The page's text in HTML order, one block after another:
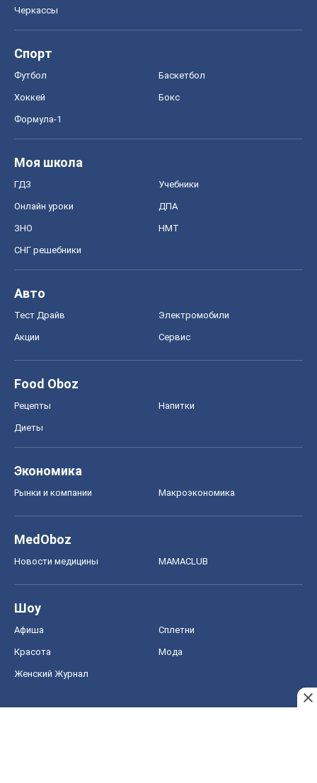
Черкассы
Спорт
Футбол Баскетбол
Хоккей Бокс
Формула-1
Моя школа
ГДЗ Учебники
Онлайн уроки ДПА
ЗНО НМТ
СНГ решебники
Авто
Тест Драйв Электромобили
Акции Сервис
Food Oboz
Рецепты Напитки
Диеты
Экономика
Рынки и компании Mакроэкономика
MedOboz
Новости медицины MAMACLUB
Шоу
Афиша Сплетни
Красота Мода
Женский Журнал